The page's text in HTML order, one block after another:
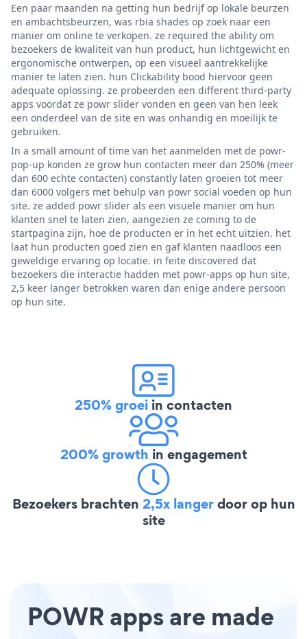
Een paar maanden na getting hun bedrijf op lokale beurzen
en ambachtsbeurzen, was rbia shades op zoek naar een
manier om online te verkopen. ze required the ability om
bezoekers de kwaliteit van hun product, hun lichtgewicht en
ergonomische ontwerpen, op een visueel aantrekkelijke
manier te laten zien. hun Clickability bood hiervoor geen
adequate oplossing. ze probeerden een different third-party
apps voordat ze powr slider vonden en geen van hen leek
een onderdeel van de site en was onhandig en moeilijk te
gebruiken.
In a small amount of time van het aanmelden met de powr-
pop-up konden ze grow hun contacten meer dan 250% (meer
dan 600 echte contacten) constantly laten groeien tot meer
dan 6000 volgers met behulp van powr social voeden op hun
site. ze added powr slider als een visuele manier om hun
klanten snel te laten zien, aangezien ze coming to de
startpagina zijn, hoe de producten er in het echt uitzien. het
laat hun producten goed zien en gaf klanten naadloos een
geweldige ervaring op locatie. in feite discovered dat
bezoekers die interactie hadden met powr-apps op hun site,
2,5 keer langer betrokken waren dan enige andere persoon
op hun site.
250% groei in contacten
200% growth in engagement
Bezoekers brachten 2,5x langerdoor op hun
site
POWR apps are made